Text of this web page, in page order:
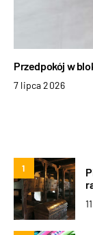
Przedpokój w
7 lipca 2026
1